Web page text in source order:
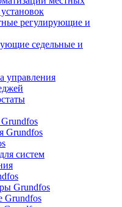
регулирующие и
седельные и
управления
Grundfos
систем
Grundfos
Grundfos